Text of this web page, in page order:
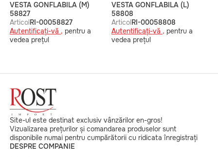
VESTA GONFLABILA (M)
58827
ArticolRI-00058827
Autentificați-vă , pentru a
vedea prețul
VESTA GONFLABILA (L)
58808
ArticolRI-00058808
Autentificați-vă , pentru a
vedea prețul
Site-ul este destinat exclusiv vânzărilor en-gros!
Vizualizarea prețurilor și comandarea produselor sunt
disponibile numai pentru cumpărătorii cu ridicata înregistrați
DESPRE COMPANIE